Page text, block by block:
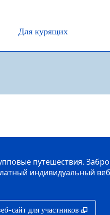
Для курящих
путешествия.
индивидуальный
в новой вкладке
сайт для участников ,